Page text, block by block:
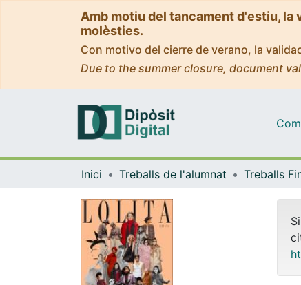
Amb motiu del tancament d'estiu, la
molèsties.
Con motivo del cierre de verano, la
Due to the summer closure, document
Inici Treballs de l'alumnat